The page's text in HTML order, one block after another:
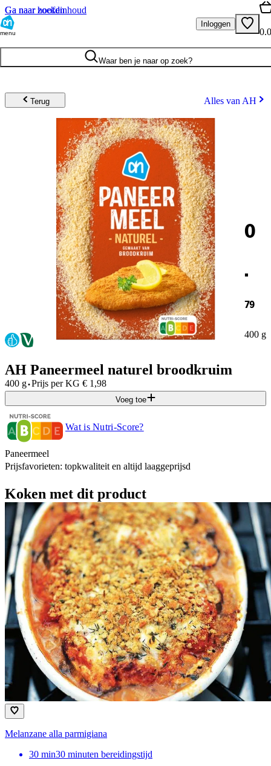
Ga naar hoofdinhoud
Ga naar zoeken
menu
Inloggen
Waar ben je naar op zoek?
Terug Alles van AH
0
.
79
400 g
AH Paneermeel naturel broodkruim
400 g·Prijs per KG € 1,98
Voeg toe
Wat is Nutri-Score?
Paneermeel
Prijsfavorieten: topkwaliteit en altijd laaggeprijsd
Koken met dit product
Melanzane alla parmigiana
30 min30 minuten bereidingstijd